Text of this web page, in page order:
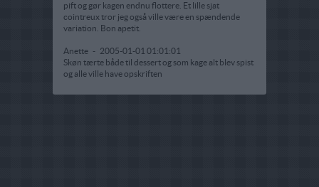
pift og gør kagen endnu flottere. Et lille sjat
cointreux tror jeg også ville være en spændende
variation. Bon apetit.
Anette - 2005-01-01 01:01:01
Skøn tærte både til dessert og som kage alt blev spist
og alle ville have opskriften